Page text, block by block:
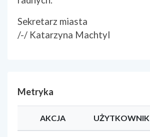
Sekretarz miasta
/-/ Katarzyna Machtyl
Metryka
AKCJA UŻYTKOWNIK